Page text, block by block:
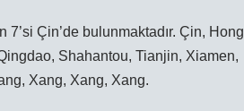
Çin’de bulunmaktadır. Çin, Hong
Shahantou, Tianjin, Xiamen,
Xang, Xang, Xang.